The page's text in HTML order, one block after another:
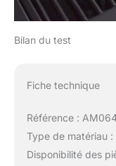
Bilan du test
Fiche technique
Référence :
Type de matériau
Disponibilité des